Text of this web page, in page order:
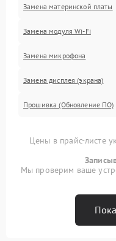
Замена материнской платы
Замена модуля Wi-Fi
Замена микрофона
Замена дисплея (экрана)
Прошивка (Обновление ПО)
Цены в прайс-листе
Мы проверим ваше